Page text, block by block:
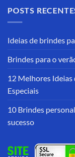
POSTS
Ideias de brindes
Brindes para o
12 Melhores Ideias
Especiais
10 Brindes
sucesso